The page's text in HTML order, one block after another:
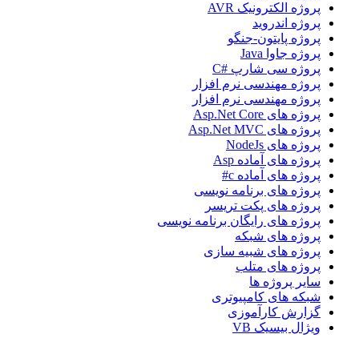
پروژه الکترونیک AVR
پروژه اندروید
پروژه پایتون-جنگو
پروژه جاوا Java
پروژه سی شارپ #C
پروژه مهندسی نرم افزار
پروژه مهندسی نرم افزار
پروژه های Asp.Net Core
پروژه های Asp.Net MVC
پروژه های NodeJs
پروژه های آماده Asp
پروژه های آماده c#
پروژه های برنامه نویسی
پروژه های پکت تریسر
پروژه های رایگان برنامه نویسی
پروژه های شبکه
پروژه های شبیه سازی
پروژه های متلب
سایر پروژه ها
شبکه های کامپیوتری
گزارش کارآموزی
ویژال بیسیک VB